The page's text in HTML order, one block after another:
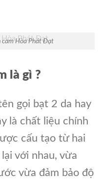
cam Hòa Phát Đạt
là gì ?
gọi bạt 2 da hay
là chất liệu chính
cấu tạo từ hai
với nhau, vừa
vừa đảm bảo độ